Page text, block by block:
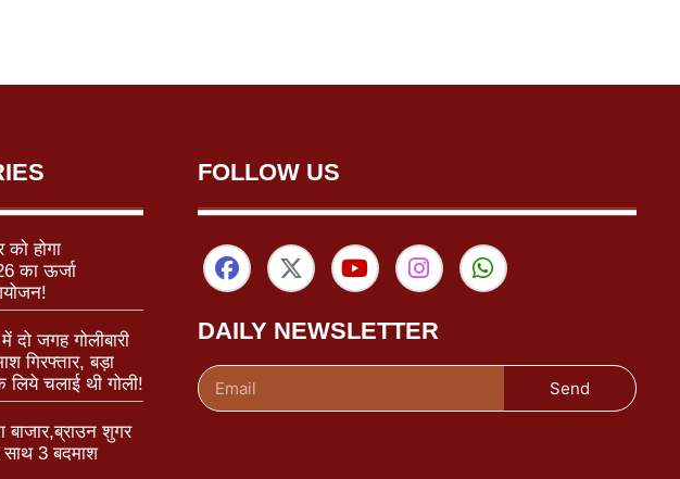
होगा
का ऊर्जा
जगह गोलीबारी
गिरफ्तार, बड़ा
चलाई थी गोली!
शुगर
साथ 3 बदमाश
FOLLOW US
DAILY NEWSLETTER
Send